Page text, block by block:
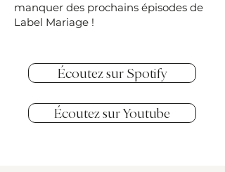
manquer des prochains épisodes de
Label Mariage !
Écoutez sur Spotify
Écoutez sur Youtube